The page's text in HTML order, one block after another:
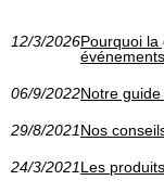
12/3/2026Pourquoi
événements
06/9/2022Notre
29/8/2021Nos
24/3/2021Les